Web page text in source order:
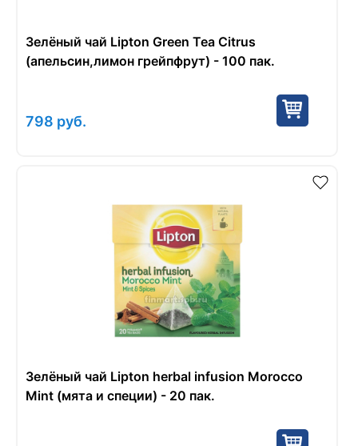
Зелёный чай Lipton Green Tea Citrus
(апельсин,лимон грейпфрут) - 100 пак.
798 руб.
Зелёный чай Lipton herbal infusion Morocco
Mint (мята и специи) - 20 пак.